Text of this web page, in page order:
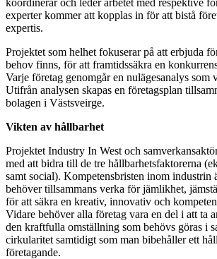
koordinerar och leder arbetet med respektive
experter kommer att kopplas in för att bistå
expertis.
Projektet som helhet fokuserar på att erbjuda
behov finns, för att framtidssäkra en
Varje företag genomgår en nulägesanalys som
Utifrån analysen skapas en företagsplan
bolagen i Västsveirge.
Vikten av hållbarhet
Projektet Industry In West och
med att bidra till de tre hållbarhetsfaktorerna
samt social). Kompetensbristen inom industrin
behöver tillsammans verka för jämlikhet,
för att säkra en kreativ, innovativ och
Vidare behöver alla företag vara en del i att ta
den kraftfulla omställning som behövs göras i
cirkularitet samtidigt som man bibehåller ett
företagande.